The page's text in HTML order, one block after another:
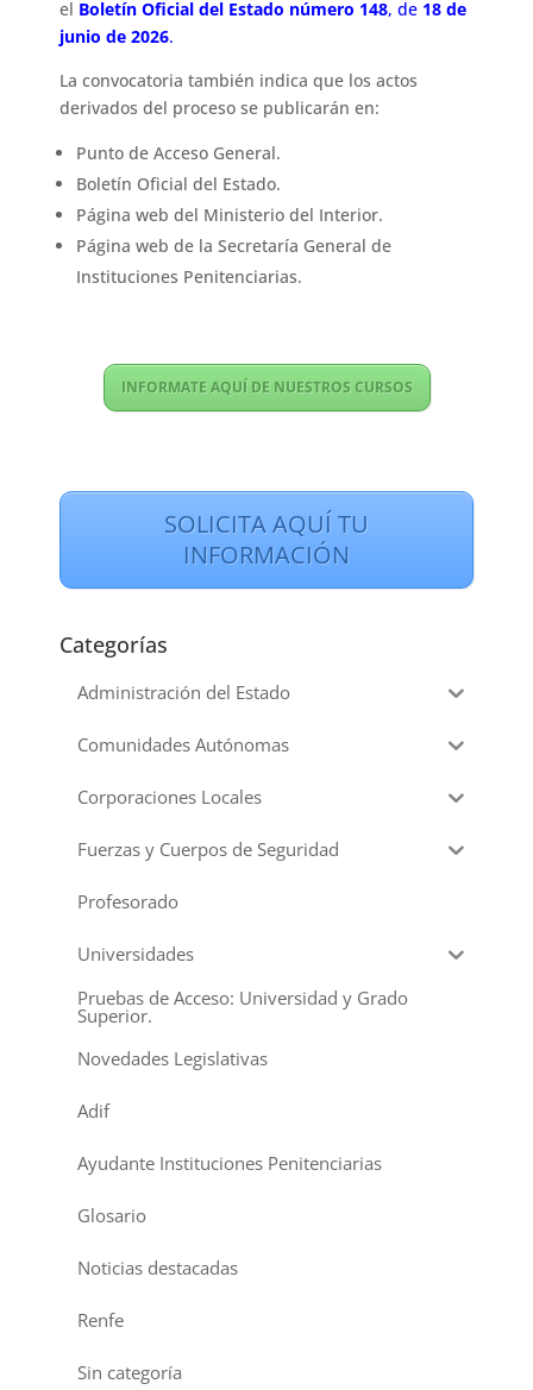
el Boletín Oficial del Estado número 148, de 18 de
junio de 2026.
La convocatoria también indica que los actos
derivados del proceso se publicarán en:
Punto de Acceso General.
Boletín Oficial del Estado.
Página web del Ministerio del Interior.
Página web de la Secretaría General de
Instituciones Penitenciarias.
INFORMATE AQUÍ DE NUESTROS CURSOS
SOLICITA AQUÍ TU
INFORMACIÓN
Categorías
Administración del Estado
Comunidades Autónomas
Corporaciones Locales
Fuerzas y Cuerpos de Seguridad
Profesorado
Universidades
Pruebas de Acceso: Universidad y Grado
Superior.
Novedades Legislativas
Adif
Ayudante Instituciones Penitenciarias
Glosario
Noticias destacadas
Renfe
Sin categoría